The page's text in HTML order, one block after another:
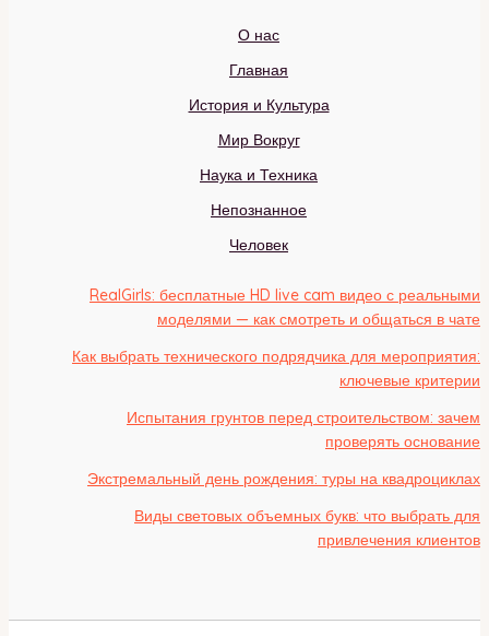
О нас
Главная
История и Культура
Мир Вокруг
Наука и Техника
Непознанное
Человек
RealGirls: бесплатные HD live cam видео с реальными
моделями — как смотреть и общаться в чате
Как выбрать технического подрядчика для мероприятия:
ключевые критерии
Испытания грунтов перед строительством: зачем
проверять основание
Экстремальный день рождения: туры на квадроциклах
Виды световых объемных букв: что выбрать для
привлечения клиентов